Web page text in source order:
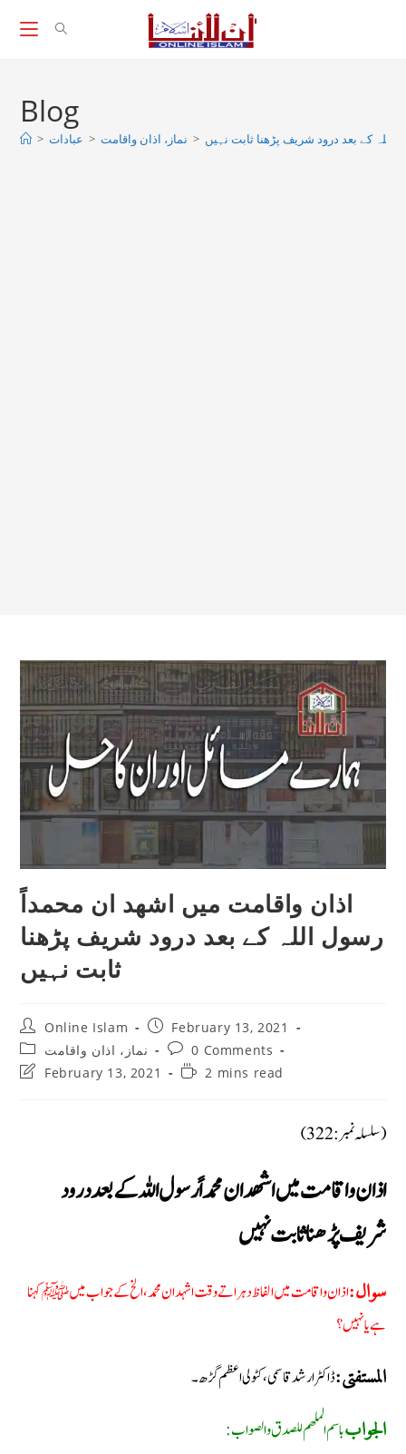
Blog
> عبادات > نماز، اذان واقامت > کے بعد درود شریف پڑھنا ثابت نہیں
اذان واقامت میں اشھد ان محمداً
رسول اللہ کے بعد درود شریف پڑھنا
ثابت نہیں
Post
author:
Online Islam
Post
published:
February 13, 2021
Post
category:
نماز، اذان واقامت
Post
comments:
0 Comments
PostFebruary 13, 2021
Reading2 mins read
(سلسلہ نمبر: 322)
اذان واقامت میں اشھد ان محمداً رسول اللہ کے بعد درود
شریف پڑھنا ثابت نہیں
سوال:اذان واقامت میں الفاظ دہراتے وقت اشہدان محمد، الخ کے جواب میں ﷺ کہنا
ہے یا نہیں؟
المستفتی:ڈاکٹر ارشد قاسمی، کٹولی اعظم گڑھ۔
الجوابباسم الملھم للصدق والصواب: